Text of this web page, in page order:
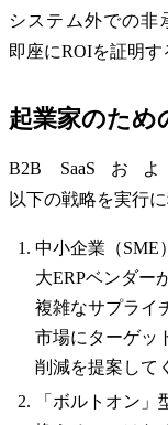
システム外での非
即座にROIを証明す
起業家のため
B2B SaaS
以下の戦略を実行
中小企業（SME
大ERPベンダー
複雑なサプライ
市場にターゲッ
削減を提案して
「ボルトオン」